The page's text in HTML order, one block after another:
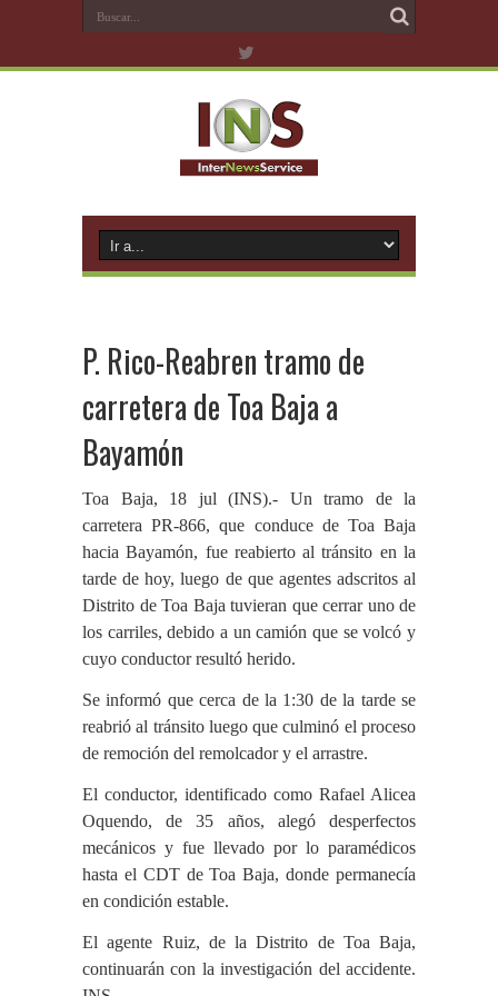
P. Rico-Reabren tramo de
carretera de Toa Baja a
Bayamón
Toa Baja, 18 jul (INS).- Un tramo de la
carretera PR-866, que conduce de Toa Baja
hacia Bayamón, fue reabierto al tránsito en la
tarde de hoy, luego de que agentes adscritos al
Distrito de Toa Baja tuvieran que cerrar uno de
los carriles, debido a un camión que se volcó y
cuyo conductor resultó herido.
Se informó que cerca de la 1:30 de la tarde se
reabrió al tránsito luego que culminó el proceso
de remoción del remolcador y el arrastre.
El conductor, identificado como Rafael Alicea
Oquendo, de 35 años, alegó desperfectos
mecánicos y fue llevado por lo paramédicos
hasta el CDT de Toa Baja, donde permanecía
en condición estable.
El agente Ruiz, de la Distrito de Toa Baja,
continuarán con la investigación del accidente.